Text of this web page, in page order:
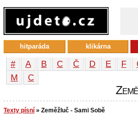
# A B C Č D E F
М
С
Texty písní » Zeměžluč - Sami Sobě
hitparáda klikárna